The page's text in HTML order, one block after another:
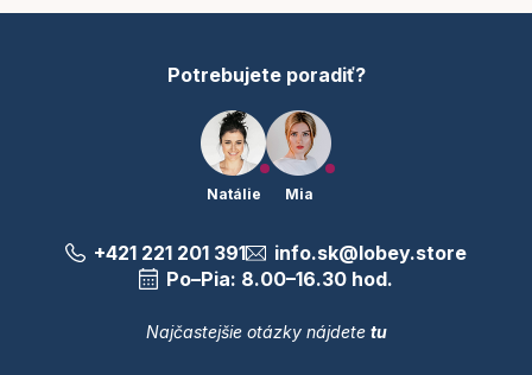
Potrebujete poradiť?
Natálie Mia
+421 221 201 391
info.sk@lobey.store
Po–Pia: 8.00–16.30 hod.
Najčastejšie otázky nájdete tu